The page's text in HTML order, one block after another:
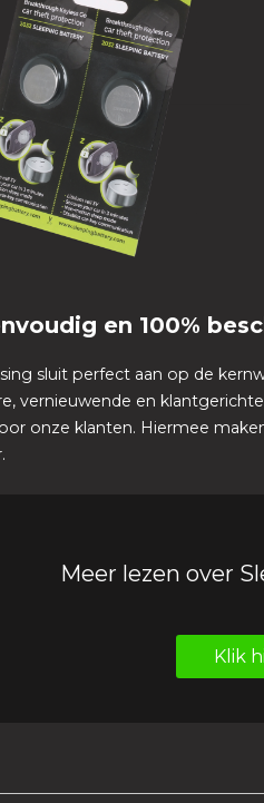
en 100%
sluit perfect aan op de
vernieuwende en
onze klanten. Hiermee
Meer lezen over
Klik